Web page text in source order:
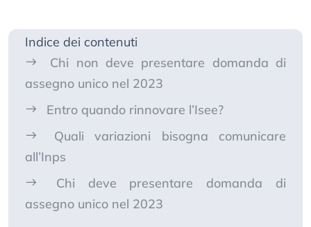
Indice dei contenuti
Chi non deve presentare domanda di
assegno unico nel 2023
Entro quando rinnovare l’Isee?
Quali variazioni bisogna comunicare
all’Inps
Chi deve presentare domanda di
assegno unico nel 2023